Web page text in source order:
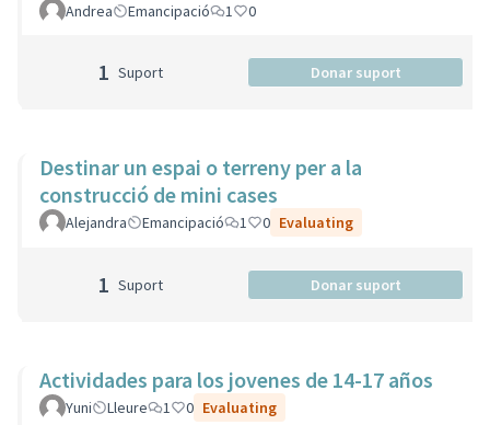
Andrea Emancipació 1 0
1 Suport Donar suport
Destinar un espai o terreny per a la
construcció de mini cases
Alejandra Emancipació 1 0 Evaluating
1 Suport Donar suport
Actividades para los jovenes de 14-17 años
Yuni Lleure 1 0 Evaluating